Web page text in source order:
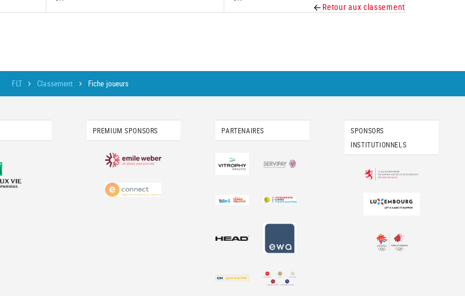
Retour aux classement
FLT Classement Fiche joueurs
PREMIUM SPONSORS PARTENAIRES
SPONSORS
INSTITUTIONNELS